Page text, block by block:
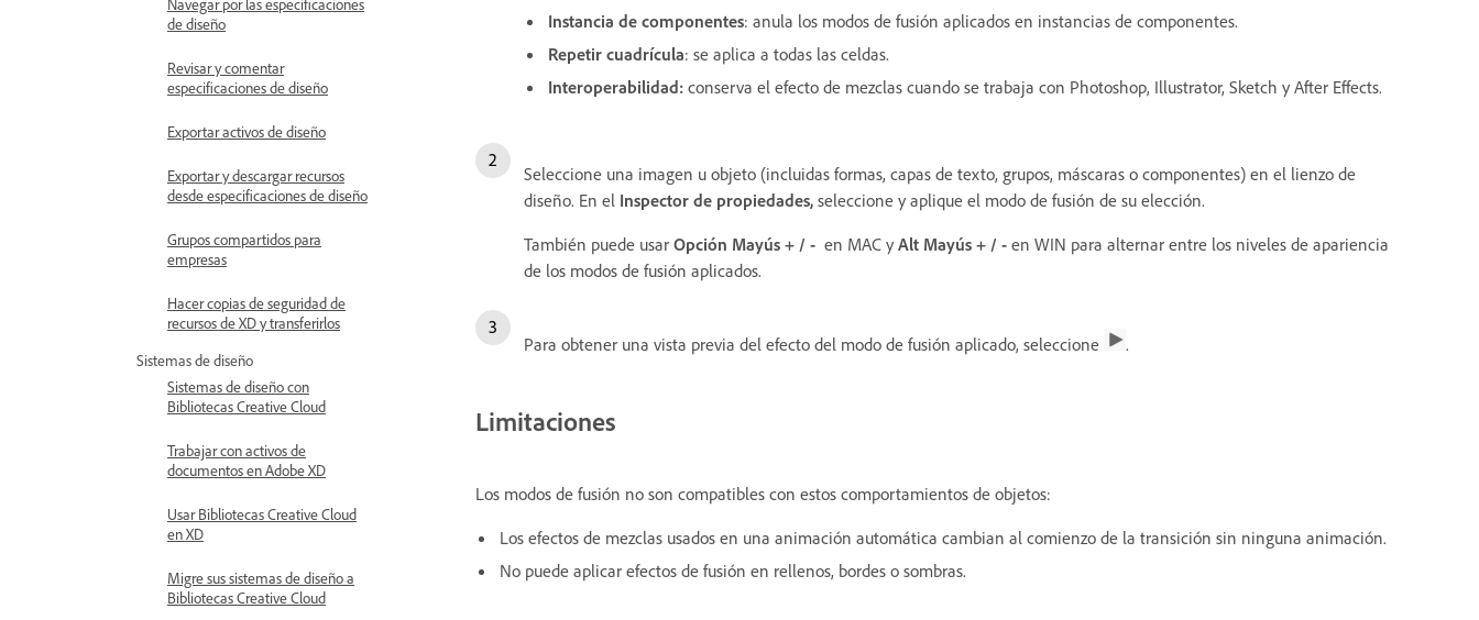
Navegar por las especificaciones
de diseño
Revisar y comentar
especificaciones de diseño
Exportar activos de diseño
Exportar y descargar recursos
desde especificaciones de diseño
Grupos compartidos para
empresas
Hacer copias de seguridad de
recursos de XD y transferirlos
Sistemas de diseño
Sistemas de diseño con
Bibliotecas Creative Cloud
Trabajar con activos de
documentos en Adobe XD
Usar Bibliotecas Creative Cloud
en XD
Migre sus sistemas de diseño a
Bibliotecas Creative Cloud
Instancia de componentes: anula los modos de fusión aplicados en instancias de componentes.
Repetir cuadrícula: se aplica a todas las celdas.
Interoperabilidad: conserva el efecto de mezclas cuando se trabaja con Photoshop, Illustrator, Sketch y After Effects.
Seleccione una imagen u objeto (incluidas formas, capas de texto, grupos, máscaras o componentes) en el lienzo de
diseño. En el Inspector de propiedades, seleccione y aplique el modo de fusión de su elección.
También puede usar Opción Mayús + / - en MAC y Alt Mayús + / - en WIN para alternar entre los niveles de apariencia
de los modos de fusión aplicados.
Para obtener una vista previa del efecto del modo de fusión aplicado, seleccione .
Limitaciones
Los modos de fusión no son compatibles con estos comportamientos de objetos:
Los efectos de mezclas usados en una animación automática cambian al comienzo de la transición sin ninguna animación.
No puede aplicar efectos de fusión en rellenos, bordes o sombras.